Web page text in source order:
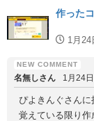
作った
1月24
名無しさん 1月24日
ぴよきんぐさん
覚えている限り作